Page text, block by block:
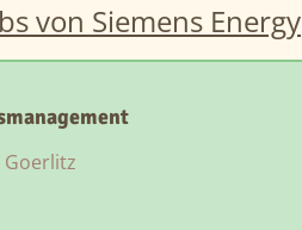
von Siemens Energy